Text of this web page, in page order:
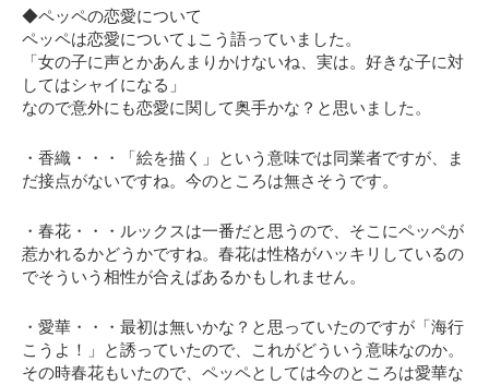
◆ペッペの恋愛について
ペッペは恋愛について↓こう語っていました。
「女の子に声とかあんまりかけないね、実は。好きな子に対
してはシャイになる」
なので意外にも恋愛に関して奥手かな？と思いました。
・香織・・・「絵を描く」という意味では同業者ですが、ま
だ接点がないですね。今のところは無さそうです。
・春花・・・ルックスは一番だと思うので、そこにペッペが
惹かれるかどうかですね。春花は性格がハッキリしているの
でそういう相性が合えばあるかもしれません。
・愛華・・・最初は無いかな？と思っていたのですが「海行
こうよ！」と誘っていたので、これがどういう意味なのか。
その時春花もいたので、ペッペとしては今のところは愛華な